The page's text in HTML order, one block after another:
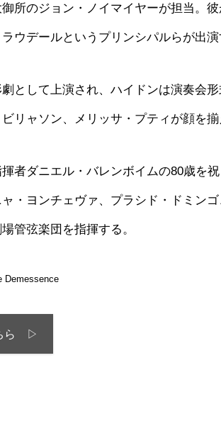
所のジョン・ノイマイヤーが担当。
ウデールというプリンシパルらが出演
として上演され、ハイドンは演奏会
リャソン、メリッサ・プティが顔を揃
者ダニエル・バレンボイムの80歳を
・ヨンチェヴァ、プラシド・ドミン
管弦楽団を指揮する。
ら ▷